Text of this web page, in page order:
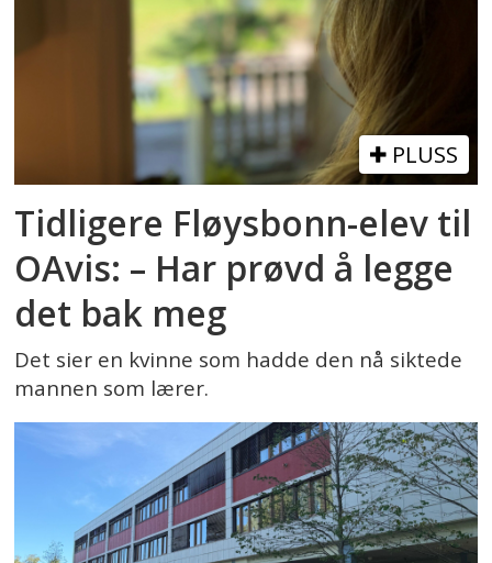
PLUSS
Tidligere Fløysbonn-elev til
OAvis: – Har prøvd å legge
det bak meg
Det sier en kvinne som hadde den nå siktede
mannen som lærer.